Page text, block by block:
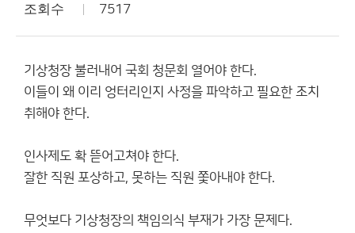
조회수 7517
기상청장 불러내어 국회 청문회 열어야 한다.
이들이 왜 이리 엉터리인지 사정을 파악하고 필요한 조치
취해야 한다.
인사제도 확 뜯어고쳐야 한다.
잘한 직원 포상하고, 못하는 직원 쫓아내야 한다.
무엇보다 기상청장의 책임의식 부재가 가장 문제다.